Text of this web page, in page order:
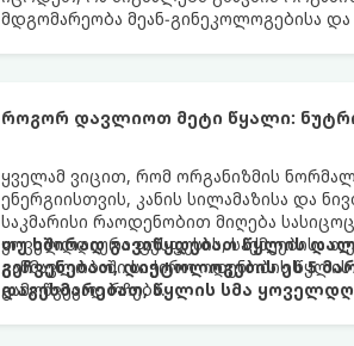
მდგომარეობა მეან-გინეკოლოგებისა
როგორ დავლიოთ მეტი წყალი:
ყველამ ვიცით, რომ ორგანიზმის
ენერგიისთვის, კანის სილამაზისა და
საკმარისი რაოდენობით მიღება
ყოველდღიური ფუსფუსის, საქმეებისა
განმავლობაში საჭირო ოდენობის
გამოწვევად რჩება.
თუ ხშირად გავიწყდებათ წყლის
გეჩვენებათ, დიეტოლოგების ეს 5
დაგეხმარებათ, წყლის სმა